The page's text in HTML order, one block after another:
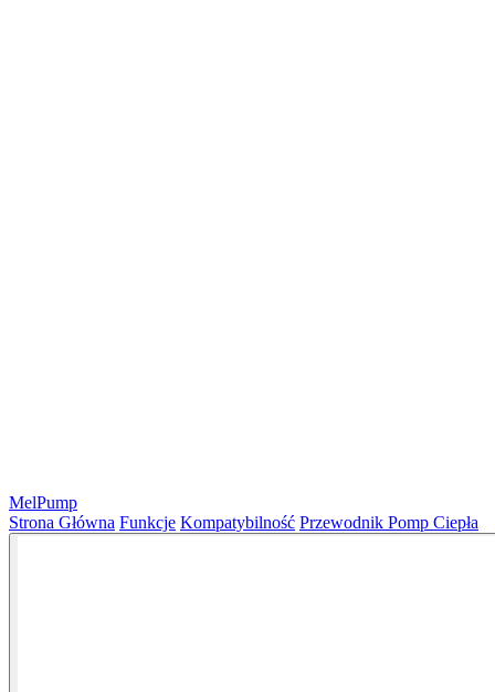
MelPump
Strona Główna Funkcje Kompatybilność Przewodnik Pomp Ciepła